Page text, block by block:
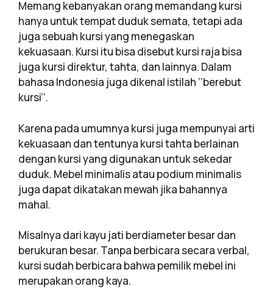
Memang kebanyakan orang memandang kursi
hanya untuk tempat duduk semata, tetapi ada
juga sebuah kursi yang menegaskan
kekuasaan. Kursi itu bisa disebut kursi raja bisa
juga kursi direktur, tahta, dan lainnya. Dalam
bahasa Indonesia juga dikenal istilah ’’berebut
kursi’’.
Karena pada umumnya kursi juga mempunyai arti
kekuasaan dan tentunya kursi tahta berlainan
dengan kursi yang digunakan untuk sekedar
duduk. Mebel minimalis atau podium minimalis
juga dapat dikatakan mewah jika bahannya
mahal.
Misalnya dari kayu jati berdiameter besar dan
berukuran besar. Tanpa berbicara secara verbal,
kursi sudah berbicara bahwa pemilik mebel ini
merupakan orang kaya.